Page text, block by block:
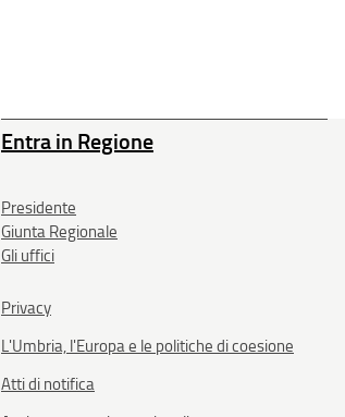
Entra in Regione
Presidente
Giunta Regionale
Gli uffici
Privacy
L'Umbria, l'Europa e le politiche di coesione
Atti di notifica